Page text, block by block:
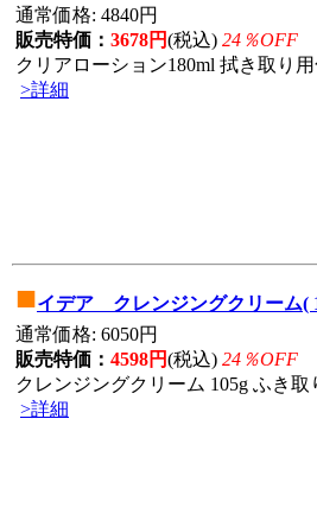
通常価格: 4840円
販売特価： 3678円(税込) 24％OFF
クリアローション180ml 拭き取り
>詳細
■イデア クレンジングクリーム(
通常価格: 6050円
販売特価： 4598円(税込) 24％OFF
クレンジングクリーム 105g ふき
>詳細